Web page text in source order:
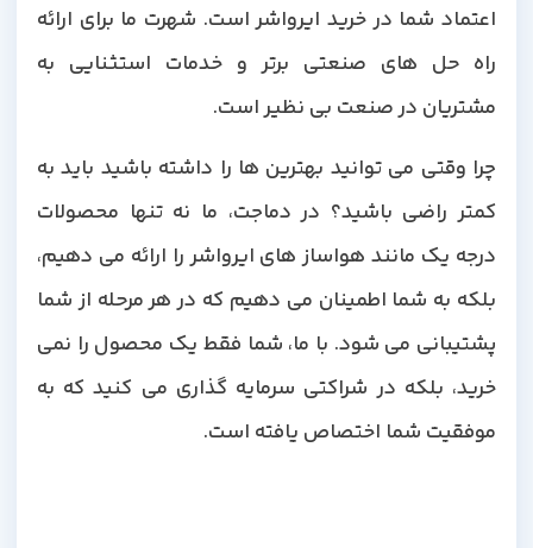
اعتماد شما در خرید ایرواشر است. شهرت ما برای ارائه
راه حل های صنعتی برتر و خدمات استثنایی به
مشتریان در صنعت بی نظیر است.
چرا وقتی می توانید بهترین ها را داشته باشید باید به
کمتر راضی باشید؟ در دماجت، ما نه تنها محصولات
درجه یک مانند هواساز های ایرواشر را ارائه می دهیم،
بلکه به شما اطمینان می دهیم که در هر مرحله از شما
پشتیبانی می شود. با ما، شما فقط یک محصول را نمی
خرید، بلکه در شراکتی سرمایه گذاری می کنید که به
موفقیت شما اختصاص یافته است.